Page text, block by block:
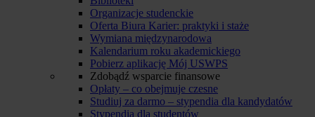
Organizacje studenckie
Oferta Biura Karier: praktyki i staże
Wymiana międzynarodowa
Kalendarium roku akademickiego
Pobierz aplikację Mój USWPS
Zdobądź wsparcie finansowe
Opłaty – co obejmuje czesne
Studiuj za darmo – stypendia dla kandydatów
Stypendia dla studentów